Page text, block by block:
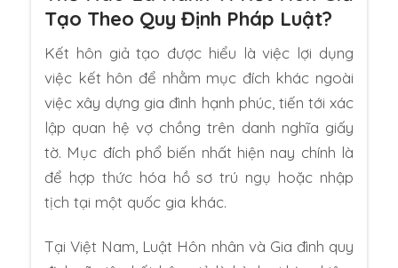
Tạo Theo Quy Định Pháp Luật?
Kết hôn giả tạo được hiểu là việc lợi dụng
việc kết hôn để nhằm mục đích khác ngoài
việc xây dựng gia đình hạnh phúc, tiến tới xác
lập quan hệ vợ chồng trên danh nghĩa giấy
tờ. Mục đích phổ biến nhất hiện nay chính là
để hợp thức hóa hồ sơ trú ngụ hoặc nhập
tịch tại một quốc gia khác.
Tại Việt Nam, Luật Hôn nhân và Gia đình quy